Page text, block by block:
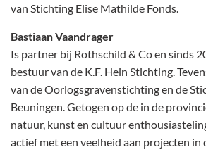
van Stichting Elise Mathilde Fonds.
Bastiaan Vaandrager
Is partner bij Rothschild & Co en sinds
bestuur van de K.F. Hein Stichting.
van de Oorlogsgravenstichting en de
Beuningen. Getogen op de in de
natuur, kunst en cultuur
actief met een veelheid aan projecten in